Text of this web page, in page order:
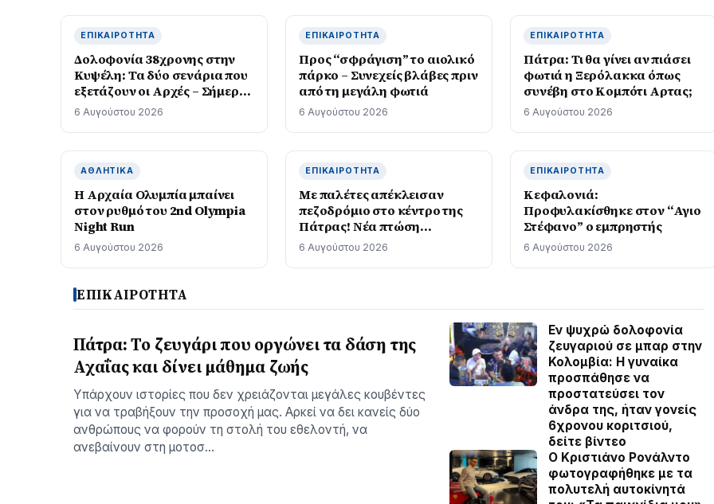
ΕΠΙΚΑΙΡΌΤΗΤΑ
Δολοφονία 38χρονης στην
Κυψέλη: Τα δύο σενάρια που
εξετάζουν οι Αρχές – Σήμερα
η απολογία του Αφγανού
6 Αυγούστου 2026
ΕΠΙΚΑΙΡΌΤΗΤΑ
Προς “σφράγιση” το αιολικό
πάρκο – Συνεχείς βλάβες πριν
από τη μεγάλη φωτιά
6 Αυγούστου 2026
ΕΠΙΚΑΙΡΌΤΗΤΑ
Πάτρα: Τι θα γίνει αν πιάσει
φωτιά η Ξερόλακκα όπως
συνέβη στο Κομπότι Αρτας;
6 Αυγούστου 2026
ΑΘΛΗΤΙΚΆ
Η Αρχαία Ολυμπία μπαίνει
στον ρυθμό του 2nd Olympia
Night Run
6 Αυγούστου 2026
ΕΠΙΚΑΙΡΌΤΗΤΑ
Με παλέτες απέκλεισαν
πεζοδρόμιο στο κέντρο της
Πάτρας! Νέα πτώση
σοβάδων – φωτο
6 Αυγούστου 2026
ΕΠΙΚΑΙΡΌΤΗΤΑ
Κεφαλονιά:
Προφυλακίσθηκε στον “Αγιο
Στέφανο” ο εμπρηστής
6 Αυγούστου 2026
ΕΠΙΚΑΙΡΟΤΗΤΑ
Πάτρα: Το ζευγάρι που οργώνει τα δάση της
Αχαΐας και δίνει μάθημα ζωής
Υπάρχουν ιστορίες που δεν χρειάζονται μεγάλες κουβέντες
για να τραβήξουν την προσοχή μας. Αρκεί να δει κανείς δύο
ανθρώπους να φορούν τη στολή του εθελοντή, να
ανεβαίνουν στη μοτοσ…
Εν ψυχρώ δολοφονία
ζευγαριού σε μπαρ στην
Κολομβία: Η γυναίκα
προσπάθησε να
προστατεύσει τον
άνδρα της, ήταν γονείς
6χρονου κοριτσιού,
δείτε βίντεο
Ο Κριστιάνο Ρονάλντο
φωτογραφήθηκε με τα
πολυτελή αυτοκίνητά